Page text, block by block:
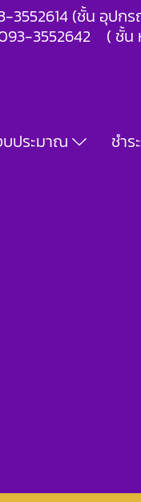
3552614 (ชั้น อุปก
3552642 ( ชั้น
บประมาณ ชำร